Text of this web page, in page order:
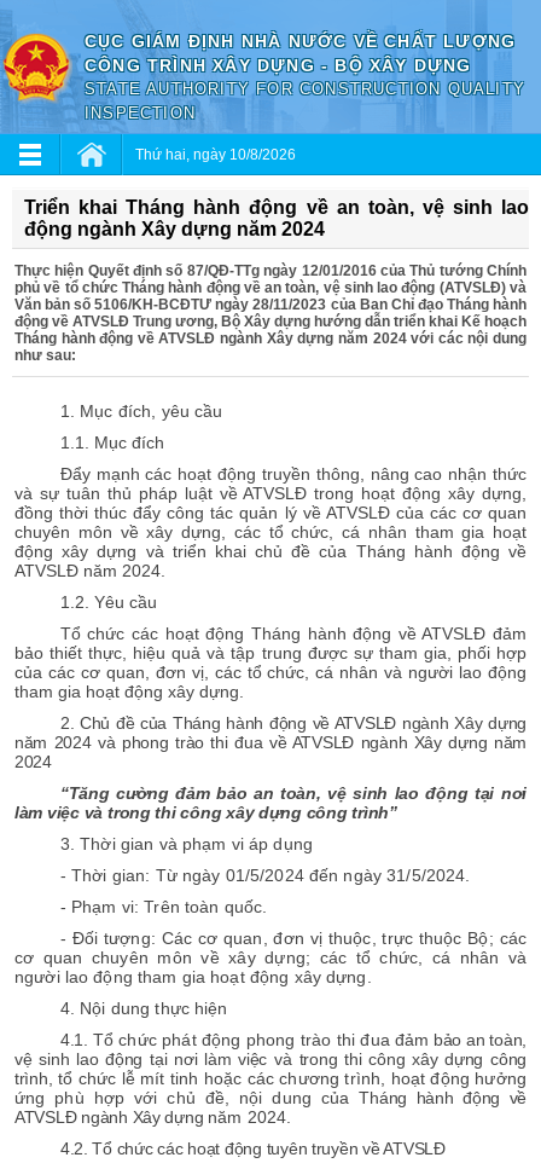
CỤC GIÁM ĐỊNH NHÀ NƯỚC VỀ CHẤT LƯỢNG
CÔNG TRÌNH XÂY DỰNG - BỘ XÂY DỰNG
STATE AUTHORITY FOR CONSTRUCTION QUALITY
INSPECTION
Thứ hai, ngày 10/8/2026
Triển khai Tháng hành động về an toàn, vệ sinh lao
động ngành Xây dựng năm 2024
Thực hiện Quyết định số 87/QĐ-TTg ngày 12/01/2016 của Thủ tướng Chính
phủ về tổ chức Tháng hành động về an toàn, vệ sinh lao động (ATVSLĐ) và
Văn bản số 5106/KH-BCĐTƯ ngày 28/11/2023 của Ban Chỉ đạo Tháng hành
động về ATVSLĐ Trung ương, Bộ Xây dựng hướng dẫn triển khai Kế hoạch
Tháng hành động về ATVSLĐ ngành Xây dựng năm 2024 với các nội dung
như sau:
1. Mục đích, yêu cầu
1.1. Mục đích
Đẩy mạnh các hoạt động truyền thông, nâng cao nhận thức
và sự tuân thủ pháp luật về ATVSLĐ trong hoạt động xây dựng,
đồng thời thúc đẩy công tác quản lý về ATVSLĐ của các cơ quan
chuyên môn về xây dựng, các tổ chức, cá nhân tham gia hoạt
động xây dựng và triển khai chủ đề của Tháng hành động về
ATVSLĐ năm 2024.
1.2. Yêu cầu
Tổ chức các hoạt động Tháng hành động về ATVSLĐ đảm
bảo thiết thực, hiệu quả và tập trung được sự tham gia, phối hợp
của các cơ quan, đơn vị, các tổ chức, cá nhân và người lao động
tham gia hoạt động xây dựng.
2. Chủ đề của Tháng hành động về ATVSLĐ ngành Xây dựng
năm 2024 và phong trào thi đua về ATVSLĐ ngành Xây dựng năm
2024
“Tăng cườngđảm bảo an toàn, vệ sinh lao động tại nơi
làm việc và trong thi công xây dựng công trình”
3. Thời gian và phạm vi áp dụng
- Thời gian: Từ ngày 01/5/2024 đến ngày 31/5/2024.
- Phạm vi: Trên toàn quốc.
- Đối tượng: Các cơ quan, đơn vị thuộc, trực thuộc Bộ; các
cơ quan chuyên môn về xây dựng; các tổ chức, cá nhân và
người lao động tham gia hoạt động xây dựng.
4. Nội dung thực hiện
4.1. Tổ chức phát động phong trào thi đua đảm bảo an toàn,
vệ sinh lao động tại nơi làm việc và trong thi công xây dựng công
trình , tổ chức lễ mít tinh hoặc các chương trình, hoạt động hưởng
ứng phù hợp với chủ đề, nội dung củaTháng hành động về
ATVSLĐ ngành Xây dựng năm 2024.
4.2. Tổ chức các hoạt động tuyên truyền về ATVSLĐ